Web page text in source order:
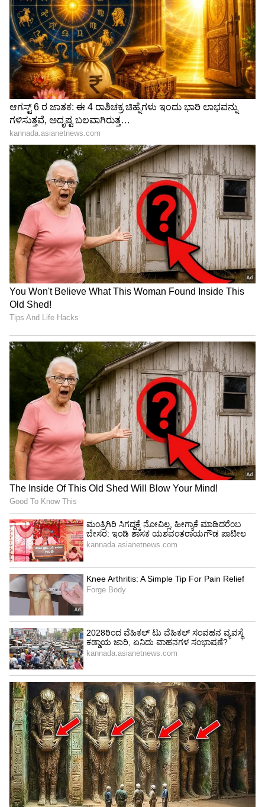
IIT: ಜೆಇಇ ಪರೀಕ್ಷೆಯಲ್ಲಿ ಅಪ್ಪನಿಗೆ
ಜೀರೋ ಅಂಕ! ಆದರೆ ಅದೇ
ಅವರ ಮಗನಿಗೆ ಸಿಕ್ಕ ದೊಡ್ಡ
ಗಿಫ್ಟಂತೆ!
ಸಂಸದರು ಶಾಸಕರಿಗಾಗಿ
ಹವಾಮಾನ- ಸಹನಶೀಲ ಕೃಷಿ
ಮತ್ತು ಶಾಸನಾತ್ಮಕ ಸಾಮರ್ಥ್ಯ
LATEST VIDEOS
"ರಾಜಕೀಯ ಬೇಡ, ಸಿನಿಮಾನೇ ಪ್ರಾಣ":
ಕನಕೋತ್ಸವದಲ್ಲಿ ರಿಷಬ್ ಶೆಟ್ಟಿ | Rishab
Shetty speech | Suvarna News
ಶೇ.50 ರಿಂದ ಶೇ.18 ಕ್ಕೆ TAX ಇಳಿಕೆ: ಮೋದಿ-
ಟ್ರಂಪ್ ಐತಿಹಾಸಿಕ ಒಪ್ಪಂದ | India US
Trade Deal | Party Rounds